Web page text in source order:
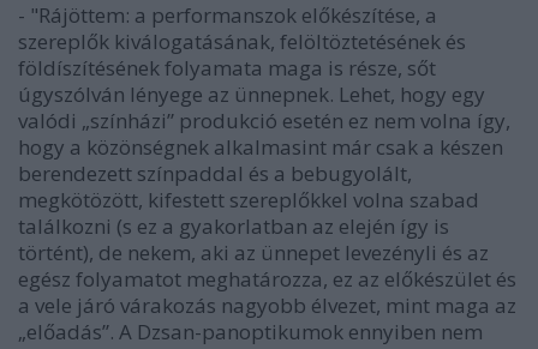
- "Rájöttem: a performanszok előkészítése, a
szereplők kiválogatásának, felöltöztetésének és
földíszítésének folyamata maga is része, sőt
úgyszólván lényege az ünnepnek. Lehet, hogy egy
valódi „színházi” produkció esetén ez nem volna így,
hogy a közönségnek alkalmasint már csak a készen
berendezett színpaddal és a bebugyolált,
megkötözött, kifestett szereplőkkel volna szabad
találkozni (s ez a gyakorlatban az elején így is
történt), de nekem, aki az ünnepet levezényli és az
egész folyamatot meghatározza, ez az előkészület és
a vele járó várakozás nagyobb élvezet, mint maga az
„előadás”. A Dzsan-panoptikumok ennyiben nem